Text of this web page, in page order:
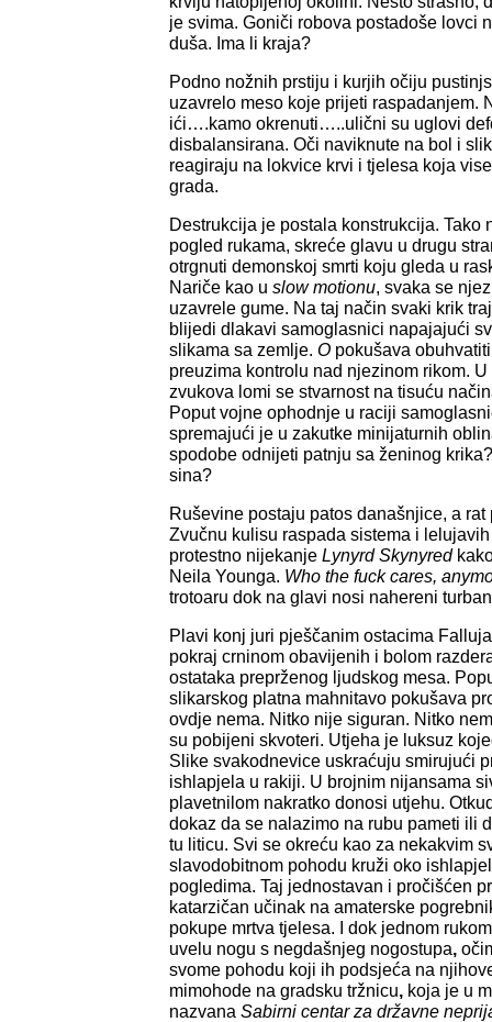
je svima. Goniči robova postadoše lovci
duša. Ima li kraja?
Podno nožnih prstiju i kurjih očiju
uzavrelo meso koje prijeti raspadanjem.
ići….kamo okrenuti…..ulični su uglovi
disbalansirana. Oči naviknute na bol i
reagiraju na lokvice krvi i tjelesa koja
grada.
Destrukcija je postala konstrukcija. Tako
pogled rukama, skreće glavu u drugu
otrgnuti demonskoj smrti koju gleda u
Nariče kao u slow motionu, svaka se
uzavrele gume. Na taj način svaki krik
blijedi dlakavi samoglasnici napajajući
slikama sa zemlje. O pokušava
preuzima kontrolu nad njezinom rikom.
zvukova lomi se stvarnost na tisuću
Poput vojne ophodnje u raciji
spremajući je u zakutke minijaturnih
spodobe odnijeti patnju sa ženinog
sina?
Ruševine postaju patos današnjice, a
Zvučnu kulisu raspada sistema i
protestno nijekanje Lynyrd Skynyred
Neila Younga. Who the fuck cares,
trotoaru dok na glavi nosi nahereni
Plavi konj juri pješčanim ostacima
pokraj crninom obavijenih i bolom
ostataka preprženog ljudskog mesa.
slikarskog platna mahnitavo pokušava
ovdje nema. Nitko nije siguran. Nitko
su pobijeni skvoteri. Utjeha je luksuz
Slike svakodnevice uskraćuju smirujući
ishlapjela u rakiji. U brojnim nijansama
plavetnilom nakratko donosi utjehu.
dokaz da se nalazimo na rubu pameti ili
tu liticu. Svi se okreću kao za nekakvim
slavodobitnom pohodu kruži oko
pogledima. Taj jednostavan i pročišćen
katarzičan učinak na amaterske
pokupe mrtva tjelesa. I dok jednom
uvelu nogu s negdašnjeg nogostupa,
svome pohodu koji ih podsjeća na
mimohode na gradsku tržnicu, koja je u
nazvana Sabirni centar za državne